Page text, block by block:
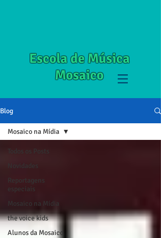
Escola de Música
Mosaico
Blog
Todos os Posts
Novidades
Reportagens
especiais
Mosaico na Mídia
the voice kids
Alunos da Mosaico
Mosaico na Mídia